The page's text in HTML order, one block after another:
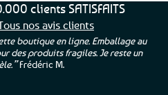
clients SATISFAITS
nos avis clients
boutique en ligne. Emballage au
des produits fragiles. Je reste un
Frédéric M.